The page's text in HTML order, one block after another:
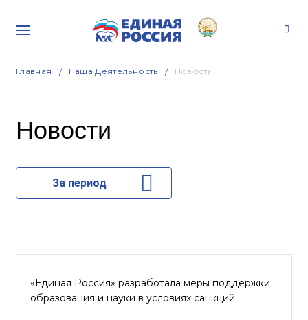
Главная Наша Деятельность Новости
Новости
За период
«Единая Россия» разработала меры поддержки
образования и науки в условиях санкций